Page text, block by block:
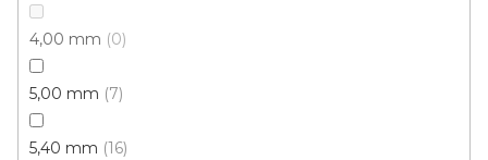
4,00 mm 0
5,00 mm 7
5,40 mm 16
Koberce běhouny REKORD /gel 802 šedá
od382 Kč/ m2